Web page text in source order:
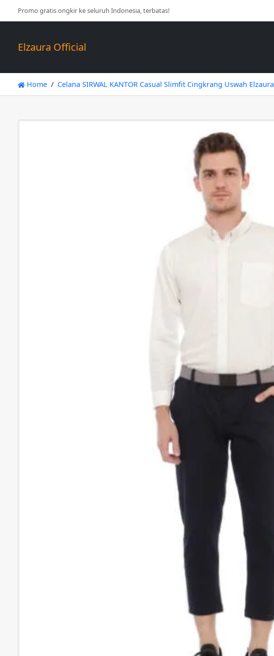
Promo gratis ongkir ke seluruh Indonesia, terbatas!
Elzaura Official
Home Celana SIRWAL KANTOR Casual Slimfit Cingkrang Uswah Elzaura